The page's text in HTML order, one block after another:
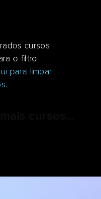
cursos
o filtro
para limpar
.